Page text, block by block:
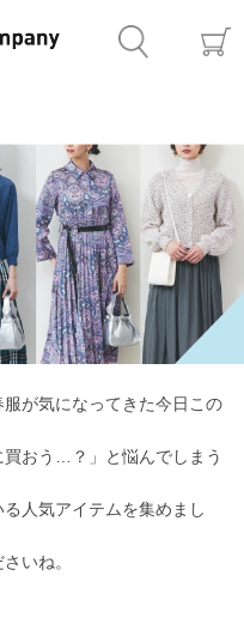
が気になってきた今日この
おう…？」と悩んでしまう
人気アイテムを集めまし
いね。